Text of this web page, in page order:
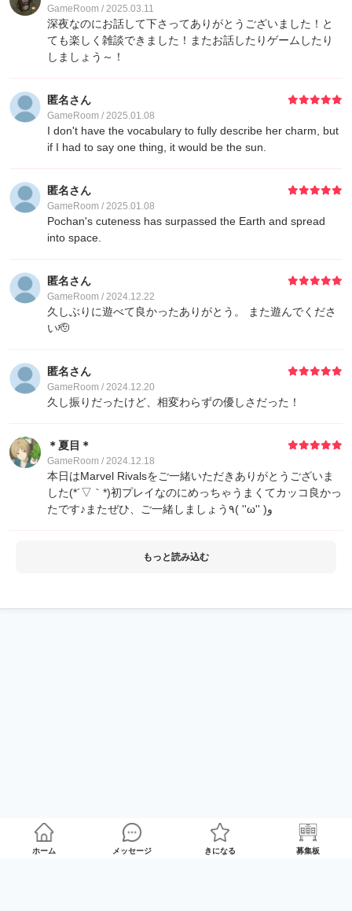
GameRoom / 2025.03.11
深夜なのにお話して下さってありがとうございました！と
ても楽しく雑談できました！またお話したりゲームしたり
しましょう～！
匿名さん
GameRoom / 2025.01.08
I don't have the vocabulary to fully describe her charm, but
if I had to say one thing, it would be the sun.
匿名さん
GameRoom / 2025.01.08
Pochan's cuteness has surpassed the Earth and spread
into space.
匿名さん
GameRoom / 2024.12.22
久しぶりに遊べて良かったありがとう。 また遊んでくださ
い🫡
匿名さん
GameRoom / 2024.12.20
久し振りだったけど、相変わらずの優しさだった！
＊夏目＊
GameRoom / 2024.12.18
本日はMarvel Rivalsをご一緒いただきありがとうございま
した(*´▽｀*)初プレイなのにめっちゃうまくてカッコ良かっ
たです♪またぜひ、ご一緒しましょう٩( ''ω'' )و
もっと読み込む
ホーム メッセージ きになる 募集板